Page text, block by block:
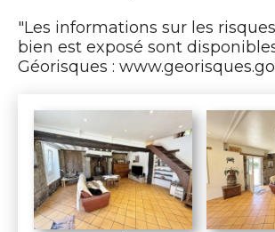
"Les informations sur les
bien est exposé sont
Géorisques :